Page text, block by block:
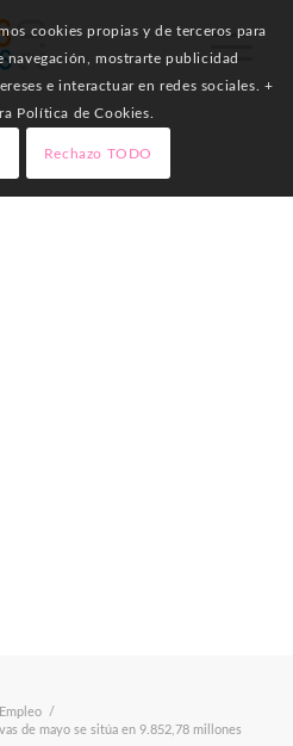
/
de mayo se sitúa en 9.852,78 millones
cookies propias y de terceros para
navegación, mostrarte publicidad
e interactuar en redes sociales. +
Política de Cookies.
Rechazo TODO